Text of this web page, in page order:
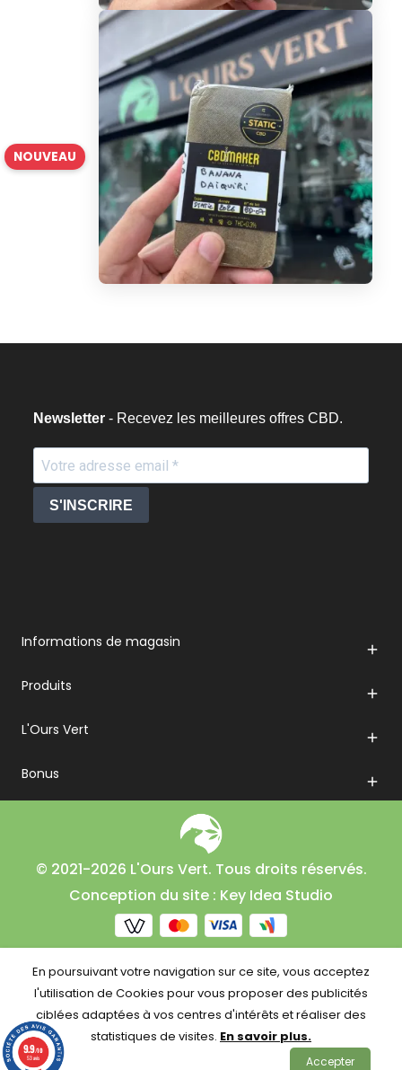
NOUVEAU
Newsletter - Recevez les meilleures offres CBD.
S'INSCRIRE
Informations de magasin 
Produits 
L'Ours Vert 
Bonus 
© 2021-2026 L'Ours Vert. Tous droits réservés.
Conception du site : Key Idea Studio
En poursuivant votre navigation sur ce site, vous acceptez
l'utilisation de Cookies pour vous proposer des publicités
ciblées adaptées à vos centres d'intérêts et réaliser des
statistiques de visites. En savoir plus.
Accepter
9.9/10
53 avis